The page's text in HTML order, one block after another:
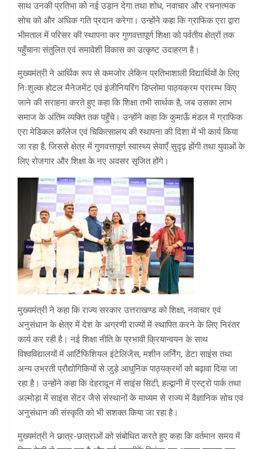
साथ उनकी प्रतिभा को नई उड़ान देगा तथा शोध, नवाचार और रचनात्मक
सोच को और अधिक गति प्रदान करेगा। उन्होंने कहा कि ग्राफिक एरा द्वारा
भीमताल में परिसर की स्थापना कर गुणवत्तापूर्ण शिक्षा को पर्वतीय क्षेत्रों तक
पहुँचाना संतुलित एवं समावेशी विकास का उत्कृष्ट उदाहरण है।
मुख्यमंत्री ने आर्थिक रूप से कमजोर लेकिन प्रतिभाशाली विद्यार्थियों के लिए
निःशुल्क होटल मैनेजमेंट एवं इंजीनियरिंग डिप्लोमा पाठ्यक्रम प्रारम्भ किए
जाने की सराहना करते हुए कहा कि शिक्षा तभी सार्थक है, जब उसका लाभ
समाज के अंतिम व्यक्ति तक पहुँचे। उन्होंने कहा कि कुमाऊँ मंडल में ग्राफिक
एरा मेडिकल कॉलेज एवं चिकित्सालय की स्थापना की दिशा में भी कार्य किया
जा रहा है, जिससे क्षेत्र में गुणवत्तापूर्ण स्वास्थ्य सेवाएँ सुदृढ़ होंगी तथा युवाओं के
लिए रोजगार और शिक्षा के नए अवसर सृजित होंगे।
मुख्यमंत्री ने कहा कि राज्य सरकार उत्तराखण्ड को शिक्षा, नवाचार एवं
अनुसंधान के क्षेत्र में देश के अग्रणी राज्यों में स्थापित करने के लिए निरंतर
कार्य कर रही है। नई शिक्षा नीति के प्रभावी क्रियान्वयन के साथ
विश्वविद्यालयों में आर्टिफिशियल इंटेलिजेंस, मशीन लर्निंग, डेटा साइंस तथा
अन्य उभरती प्रौद्योगिकियों से जुड़े आधुनिक पाठ्यक्रमों को बढ़ावा दिया जा
रहा है। उन्होंने कहा कि देहरादून में साइंस सिटी, हल्द्वानी में एस्ट्रो पार्क तथा
अल्मोड़ा में साइंस सेंटर जैसे संस्थानों के माध्यम से राज्य में वैज्ञानिक सोच एवं
अनुसंधान की संस्कृति को भी सशक्त किया जा रहा है।
मुख्यमंत्री ने छात्र-छात्राओं को संबोधित करते हुए कहा कि वर्तमान समय में